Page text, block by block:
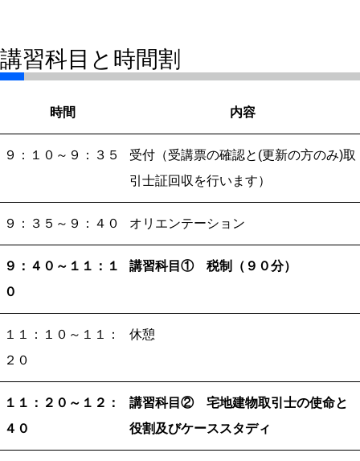
講習科目と時間割
時間 内容
９：１０～ ９：３５
受付（受講票の確認と(更新の方のみ)取
引士証回収を行います）
９：３５～ ９：４０ オリエンテーション
９：４０～ １１：１
０
講習科目① 税制（９０分）
１１：１０～ １１：
２０
休憩
１１：２０～ １２：
４０
講習科目② 宅地建物取引士の使命と
役割及びケーススタディ